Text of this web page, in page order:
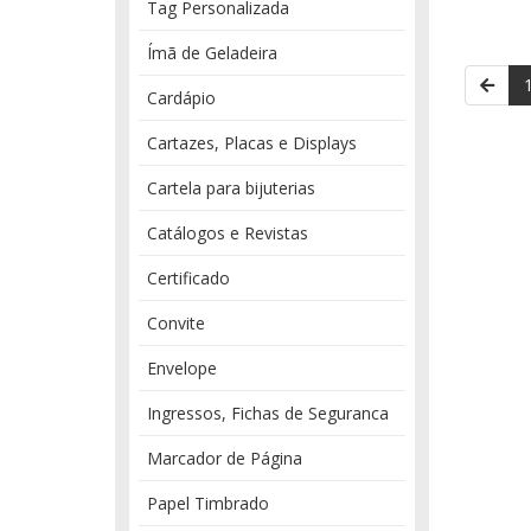
Tag Personalizada
Ímã de Geladeira
Cardápio
Cartazes, Placas e Displays
Cartela para bijuterias
Catálogos e Revistas
Certificado
Convite
Envelope
Ingressos, Fichas de Seguranca
Marcador de Página
Papel Timbrado